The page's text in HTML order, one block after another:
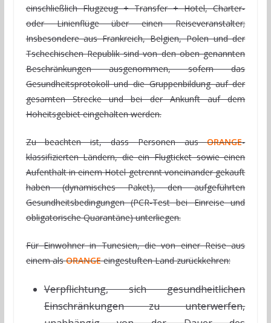
einschließlich Flugzeug + Transfer + Hotel, Charter-
oder Linienflüge über einen Reiseveranstalter;
Insbesondere aus Frankreich, Belgien, Polen und der
Tschechischen Republik sind von den oben genannten
Beschränkungen ausgenommen, sofern das
Gesundheitsprotokoll und die Gruppenbildung auf der
gesamten Strecke und bei der Ankunft auf dem
Hoheitsgebiet eingehalten werden.
Zu beachten ist, dass Personen ausORANGE-
klassifizierten Ländern, die ein Flugticket sowie einen
Aufenthalt in einem Hotel getrennt voneinander gekauft
haben (dynamisches Paket), den aufgeführten
Gesundheitsbedingungen (PCR-Test bei Einreise und
obligatorische Quarantäne) unterliegen.
Für Einwohner in Tunesien, die von einer Reise aus
einem alsORANGEeingestuften Land zurückkehren:
Verpflichtung, sich gesundheitlichen
Einschränkungen zu unterwerfen,